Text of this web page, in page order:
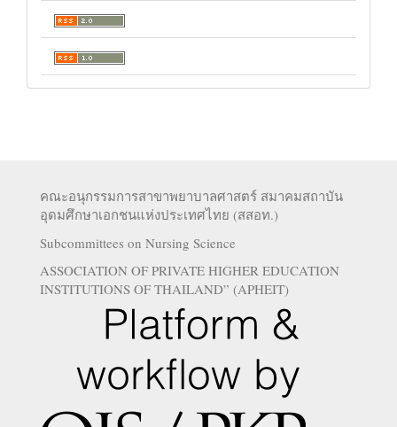
คณะอนุกรรมการสาขาพยาบาลศาสตร์ สมาคมสถาบัน
อุดมศึกษาเอกชนแห่งประเทศไทย (สสอท.)
Subcommittees on Nursing Science
ASSOCIATION OF PRIVATE HIGHER EDUCATION
INSTITUTIONS OF THAILAND” (APHEIT)